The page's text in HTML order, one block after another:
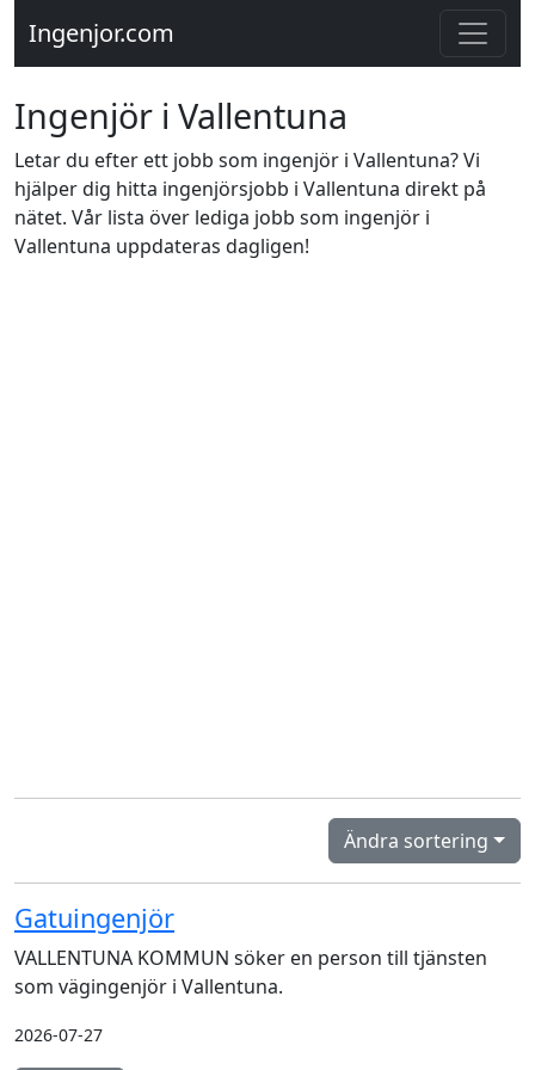
Ingenjor.com
Ingenjör i Vallentuna
Letar du efter ett jobb som ingenjör i Vallentuna? Vi
hjälper dig hitta ingenjörsjobb i Vallentuna direkt på
nätet. Vår lista över lediga jobb som ingenjör i
Vallentuna uppdateras dagligen!
Ändra sortering
Gatuingenjör
VALLENTUNA KOMMUN söker en person till tjänsten
som vägingenjör i Vallentuna.
2026-07-27